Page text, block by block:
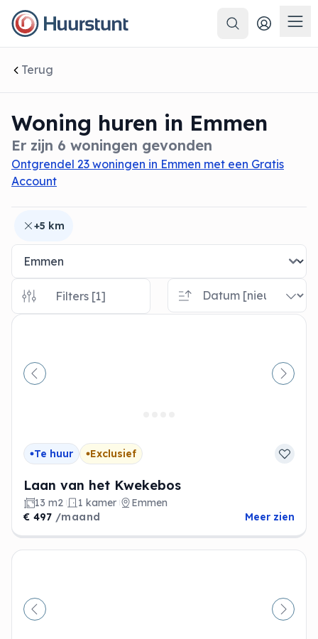
Zoeken
Terug
Woning huren in Emmen
Er zijn 6 woningen gevonden
Ontgrendel 23 woningen in Emmen met een Gratis
Account
sluiten
+5 km
Filters [1]
Vorige
Te huur Exclusief
Laan van het Kwekebos
13 m2 1 kamer
Emmen
€ 497 /maand Meer zien
Vorige